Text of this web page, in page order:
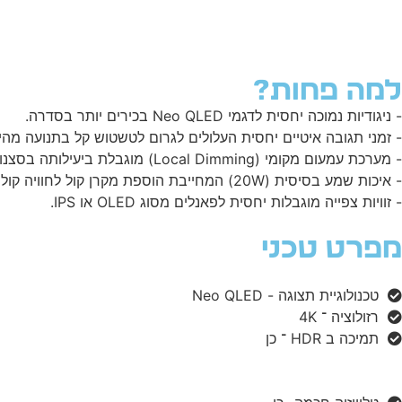
למה פחות?
- ניגודיות נמוכה יחסית לדגמי Neo QLED בכירים יותר בסדרה.
- זמני תגובה איטיים יחסית העלולים לגרום לטשטוש קל בתנועה
- מערכת עמעום מקומי (Local Dimming) מוגבלת ביעילותה בסצנות חשוכות.
- איכות שמע בסיסית (20W) המחייבת הוספת מקרן קול לחוויה קולנועית.
- זוויות צפייה מוגבלות יחסית לפאנלים מסוג OLED או IPS.
מפרט טכני
טכנולוגיית תצוגה - Neo QLED
רזולוציה ־ 4K
תמיכה ב HDR ־ כן